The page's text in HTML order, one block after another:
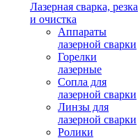
Лазерная сварка, резка
и очистка
Аппараты
лазерной сварки
Горелки
лазерные
Сопла для
лазерной сварки
Линзы для
лазерной сварки
Ролики